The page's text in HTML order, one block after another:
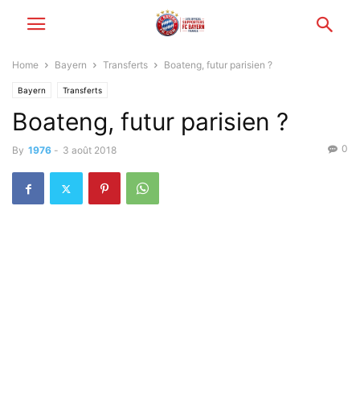
Home Bayern Transferts Boateng, futur parisien ?
Bayern Transferts
Boateng, futur parisien ?
By 1976 - 3 août 2018 0